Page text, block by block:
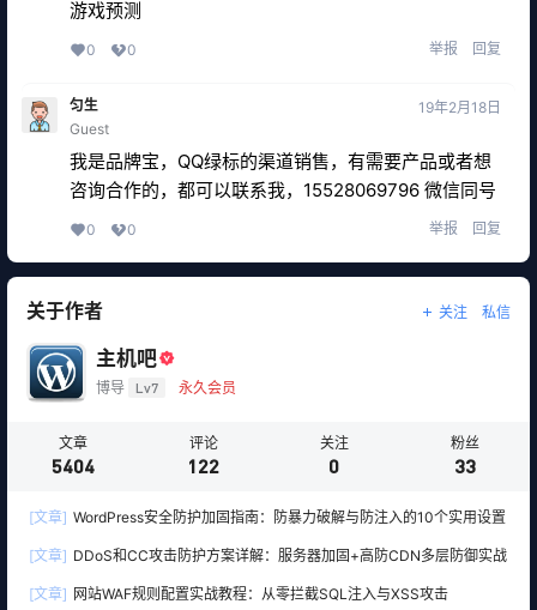
游戏预测
0 0 举报 回复
匀生
Guest
19年2月18日
我是品牌宝，QQ绿标的渠道销售，有需要产品或者想
咨询合作的，都可以联系我，15528069796 微信同号
0 0 举报 回复
关于作者 关注 私信
主机吧
博导 Lv7 永久会员
文章
5404
评论
122
关注
0
粉丝
33
[文章] WordPress安全防护加固指南：防暴力破解与防注入的10个实用设置
[文章] DDoS和CC攻击防护方案详解：服务器加固+高防CDN多层防御实战
[文章] 网站WAF规则配置实战教程：从零拦截SQL注入与XSS攻击